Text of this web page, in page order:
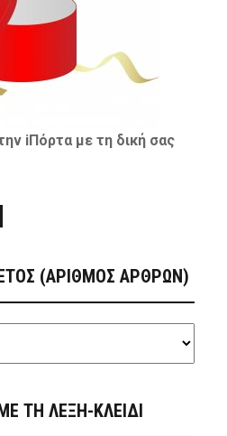
iΠόρτα με τη δική σας
(ΑΡΙΘΜΟΣ ΑΡΘΡΩΝ)
ΤΗ ΛΕΞΗ-ΚΛΕΙΔΙ